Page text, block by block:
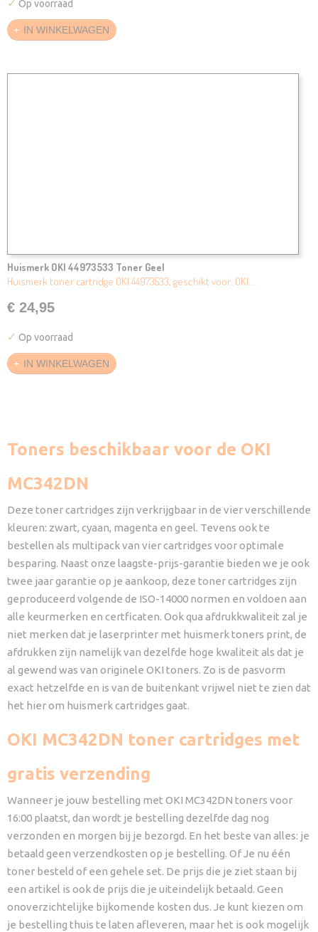
✓ Op voorraad
IN WINKELWAGEN
Huismerk OKI 44973533 Toner Geel
Huismerk toner cartridge OKI 44973533, geschikt voor: OKI…
€ 24,95
✓ Op voorraad
IN WINKELWAGEN
Toners beschikbaar voor de OKI
MC342DN
Deze toner cartridges zijn verkrijgbaar in de vier verschillende
kleuren: zwart, cyaan, magenta en geel. Tevens ook te
bestellen als multipack van vier cartridges voor optimale
besparing. Naast onze laagste-prijs-garantie bieden we je ook
twee jaar garantie op je aankoop, deze toner cartridges zijn
geproduceerd volgende de ISO-14000 normen en voldoen aan
alle keurmerken en certficaten. Ook qua afdrukkwaliteit zal je
niet merken dat je laserprinter met huismerk toners print, de
afdrukken zijn namelijk van dezelfde hoge kwaliteit als dat je
al gewend was van originele OKI toners. Zo is de pasvorm
exact hetzelfde en is van de buitenkant vrijwel niet te zien dat
het hier om huismerk cartridges gaat.
OKI MC342DN toner cartridges met
gratis verzending
Wanneer je jouw bestelling met OKI MC342DN toners voor
16:00 plaatst, dan wordt je bestelling dezelfde dag nog
verzonden en morgen bij je bezorgd. En het beste van alles: je
betaald geen verzendkosten op je bestelling. Of Je nu één
toner besteld of een gehele set. De prijs die je ziet staan bij
een artikel is ook de prijs die je uiteindelijk betaald. Geen
onoverzichtelijke bijkomende kosten dus. Je kunt kiezen om
je bestelling thuis te laten afleveren, maar het is ook mogelijk